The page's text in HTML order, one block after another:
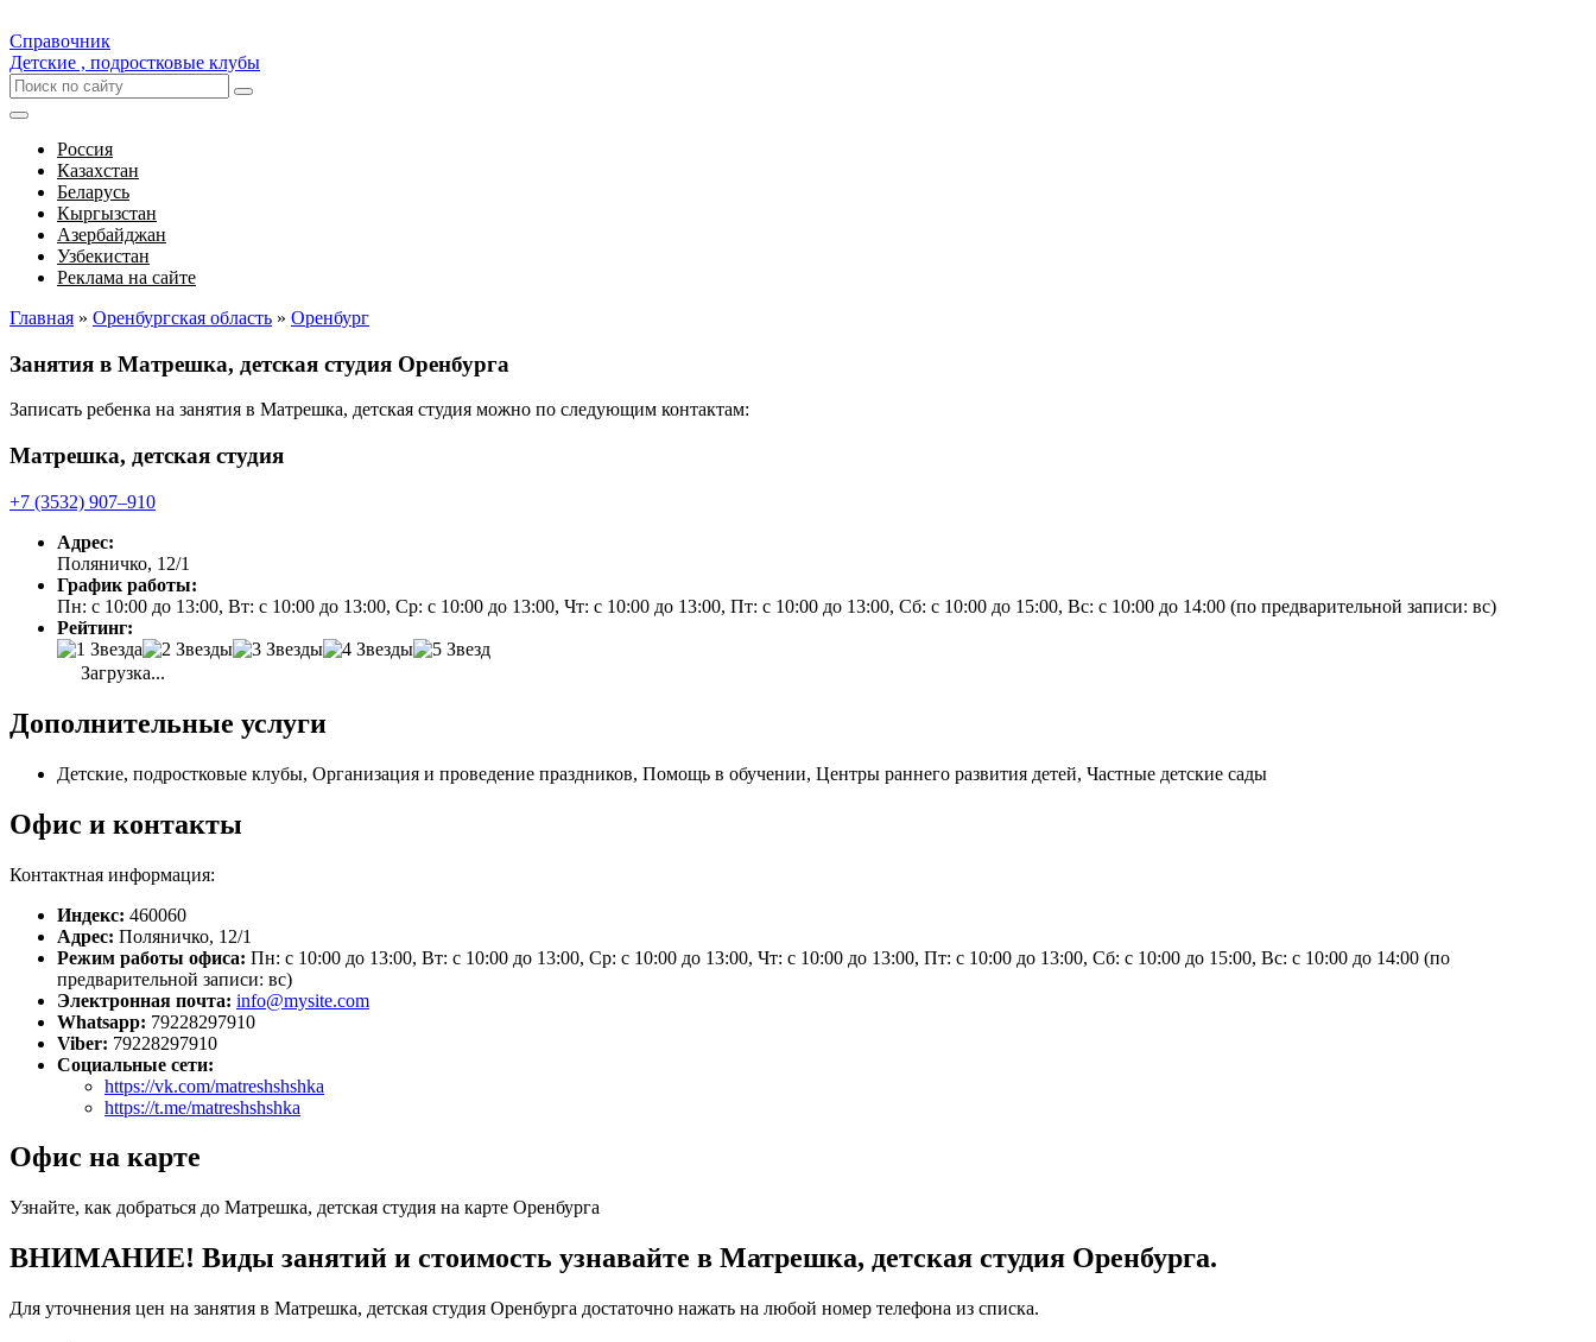
Справочник
Детские , подростковые клубы
Россия
Казахстан
Беларусь
Кыргызстан
Азербайджан
Узбекистан
Реклама на сайте
Главная » Оренбургская область » Оренбург
Занятия в Матрешка, детская студия Оренбурга
Записать ребенка на занятия в Матрешка, детская студия можно по следующим контактам:
Матрешка, детская студия
+7 (3532) 907‒910
Адрес:
Поляничко, 12/1
График работы:
Пн: с 10:00 до 13:00, Вт: с 10:00 до 13:00, Ср: с 10:00 до 13:00, Чт: с 10:00 до 13:00, Пт: с 10:00 до 13:00, Сб: с 10:00 до 15:00, Вс: с 10:00 до 14:00 (по предварительной записи: вс)
Рейтинг:
Загрузка...
Дополнительные услуги
Детские, подростковые клубы, Организация и проведение праздников, Помощь в обучении, Центры раннего развития детей, Частные детские сады
Офис и контакты
Контактная информация:
Индекс: 460060
Адрес: Поляничко, 12/1
Режим работы офиса: Пн: с 10:00 до 13:00, Вт: с 10:00 до 13:00, Ср: с 10:00 до 13:00, Чт: с 10:00 до 13:00, Пт: с 10:00 до 13:00, Сб: с 10:00 до 15:00, Вс: с 10:00 до 14:00 (по
предварительной записи: вс)
Электронная почта: info@mysite.com
Whatsapp: 79228297910
Viber: 79228297910
Социальные сети:
https://vk.com/matreshshshka
https://t.me/matreshshshka
Офис на карте
Узнайте, как добраться до Матрешка, детская студия на карте Оренбурга
ВНИМАНИЕ! Виды занятий и стоимость узнавайте в Матрешка, детская студия Оренбурга.
Для уточнения цен на занятия в Матрешка, детская студия Оренбурга достаточно нажать на любой номер телефона из списка.